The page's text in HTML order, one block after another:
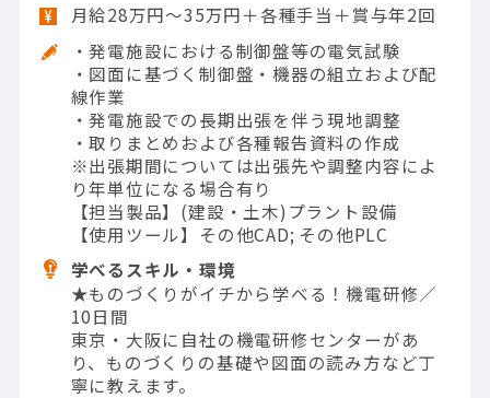
月給28万円～35万円＋各種手当＋賞与年2回
・発電施設における制御盤等の電気試験
・図面に基づく制御盤・機器の組立および配
線作業
・発電施設での長期出張を伴う現地調整
・取りまとめおよび各種報告資料の作成
※出張期間については出張先や調整内容によ
り年単位になる場合有り
【担当製品】(建設・土木)プラント設備
【使用ツール】その他CAD; その他PLC
学べるスキル・環境
★ものづくりがイチから学べる！機電研修／
10日間
東京・大阪に自社の機電研修センターがあ
り、ものづくりの基礎や図面の読み方など丁
寧に教えます。